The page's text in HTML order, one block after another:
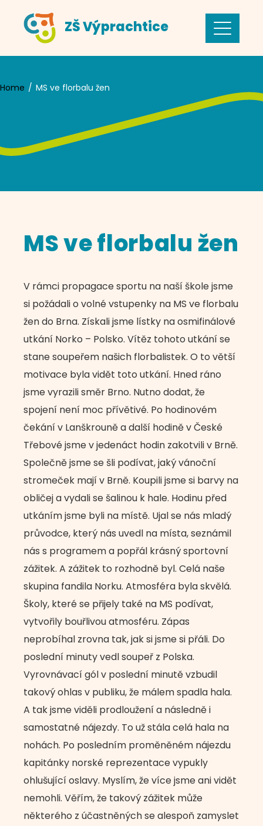
content
ZŠ Výprachtice
Home MS ve florbalu žen
MS ve florbalu žen
V rámci propagace sportu na naší škole jsme
si požádali o volné vstupenky na MS ve florbalu
žen do Brna. Získali jsme lístky na osmifinálové
utkání Norko – Polsko. Vítěz tohoto utkání se
stane soupeřem našich florbalistek. O to větší
motivace byla vidět toto utkání. Hned ráno
jsme vyrazili směr Brno. Nutno dodat, že
spojení není moc přívětivé. Po hodinovém
čekání v Lanškrouně a další hodině v České
Třebové jsme v jedenáct hodin zakotvili v Brně.
Společně jsme se šli podívat, jaký vánoční
stromeček mají v Brně. Koupili jsme si barvy na
obličej a vydali se šalinou k hale. Hodinu před
utkáním jsme byli na místě. Ujal se nás mladý
průvodce, který nás uvedl na místa, seznámil
nás s programem a popřál krásný sportovní
zážitek. A zážitek to rozhodně byl. Celá naše
skupina fandila Norku. Atmosféra byla skvělá.
Školy, které se přijely také na MS podívat,
vytvořily bouřlivou atmosféru. Zápas
neprobíhal zrovna tak, jak si jsme si přáli. Do
poslední minuty vedl soupeř z Polska.
Vyrovnávací gól v poslední minutě vzbudil
takový ohlas v publiku, že málem spadla hala.
A tak jsme viděli prodloužení a následně i
samostatné nájezdy. To už stála celá hala na
nohách. Po posledním proměněném nájezdu
kapitánky norské reprezentace vypukly
ohlušující oslavy. Myslím, že více jsme ani vidět
nemohli. Věřím, že takový zážitek může
některého z účastněných se alespoň zamyslet